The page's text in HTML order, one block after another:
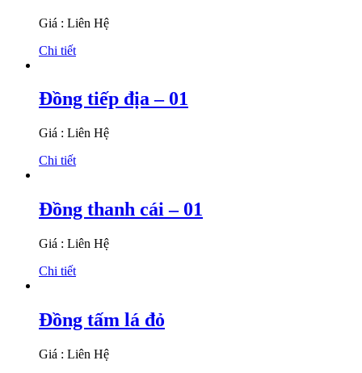
Giá : Liên Hệ
Chi tiết
Đồng tiếp địa – 01
Giá : Liên Hệ
Chi tiết
Đồng thanh cái – 01
Giá : Liên Hệ
Chi tiết
Đồng tấm lá đỏ
Giá : Liên Hệ